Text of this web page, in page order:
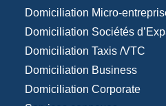
Domiciliation Micro-
Domiciliation Sociétés
Domiciliation Taxis /VTC
Domiciliation Business
Domiciliation Corporate